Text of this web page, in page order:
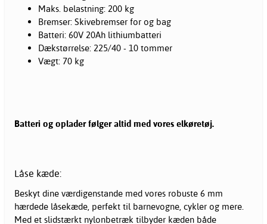
Maks. belastning: 200 kg
Bremser: Skivebremser for og bag
Batteri: 60V 20Ah lithiumbatteri
Dækstørrelse: 225/40 - 10 tommer
Vægt: 70 kg
Batteri og oplader følger altid med vores elkøretøj.
Låse kæde:
Beskyt dine værdigenstande med vores robuste 6 mm
hærdede låsekæde, perfekt til barnevogne, cykler og mere.
Med et slidstærkt nylonbetræk tilbyder kæden både